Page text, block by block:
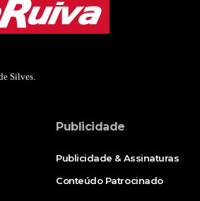
Silves.
Publicidade
Publicidade & Assinaturas
Conteúdo Patrocinado